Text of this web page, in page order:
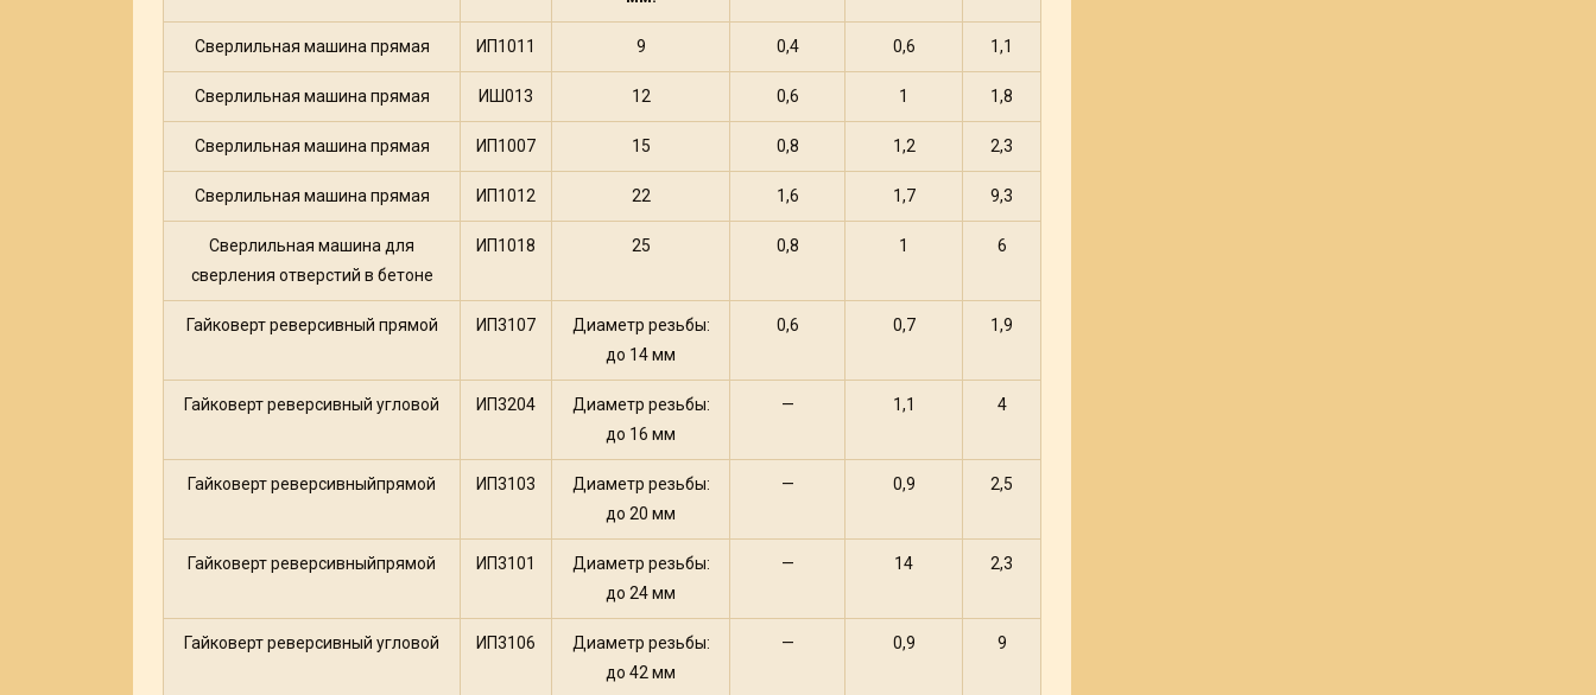
Сверлильная машина прямая ИП1011 9 0,4 0,6 1,1
Сверлильная машина прямая ИШ013 12 0,6 1 1,8
Сверлильная машина прямая ИП1007 15 0,8 1,2 2,3
Сверлильная машина прямая ИП1012 22 1,6 1,7 9,3
Сверлильная машина для
сверления отверстий в бетоне
ИП1018 25 0,8 1 6
Гайковерт реверсивный прямой ИП3107
Диаметр резьбы:
до 14 мм
0,6 0,7 1,9
Гайковерт реверсивный угловой ИП3204
Диаметр резьбы:
до 16 мм
— 1,1 4
Гайковерт реверсивныйпрямой ИП3103
Диаметр резьбы:
до 20 мм
— 0,9 2,5
Гайковерт реверсивныйпрямой ИП3101
Диаметр резьбы:
до 24 мм
— 14 2,3
Гайковерт реверсивный угловой ИП3106
Диаметр резьбы:
до 42 мм
— 0,9 9